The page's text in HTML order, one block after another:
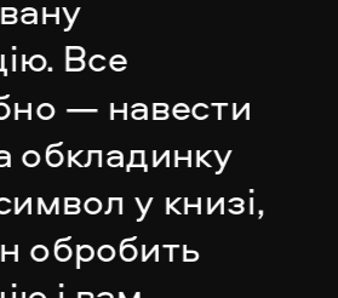
Все
— навести
обкладинку
у книзі,
обробить